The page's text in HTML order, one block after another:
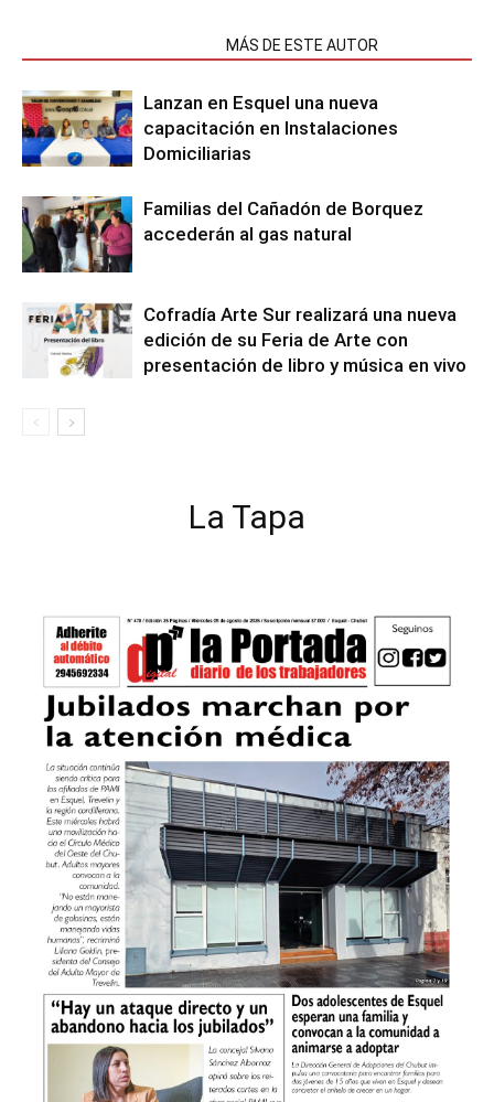
MÁS DE ESTE AUTOR
Lanzan en Esquel una nueva
capacitación en Instalaciones
Domiciliarias
Familias del Cañadón de Borquez
accederán al gas natural
Cofradía Arte Sur realizará una nueva
edición de su Feria de Arte con
presentación de libro y música en vivo
La Tapa